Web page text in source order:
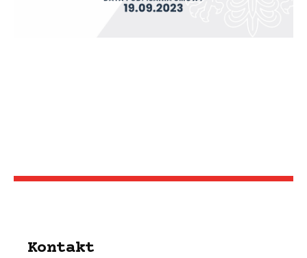
Kontakt